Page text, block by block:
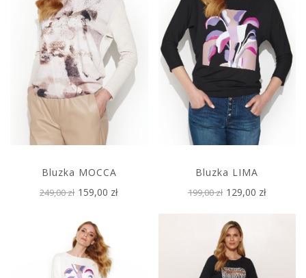
Bluzka MOCCA
249,00 zł 159,00 zł
Bluzka LIMA
199,00 zł 129,00 zł